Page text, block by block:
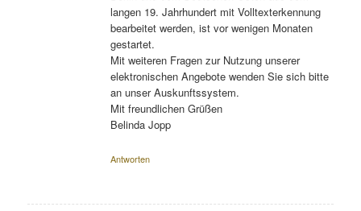
langen 19. Jahrhundert mit Volltexterkennung
bearbeitet werden, ist vor wenigen Monaten
gestartet.
Mit weiteren Fragen zur Nutzung unserer
elektronischen Angebote wenden Sie sich bitte
an unser Auskunftssystem.
Mit freundlichen Grüßen
Belinda Jopp
Antworten